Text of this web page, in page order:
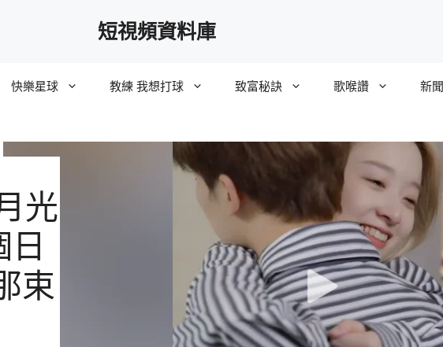
短視頻資料庫
快樂星球 教練 我想打球 致富秘訣 歌喉讚 新聞
光
束